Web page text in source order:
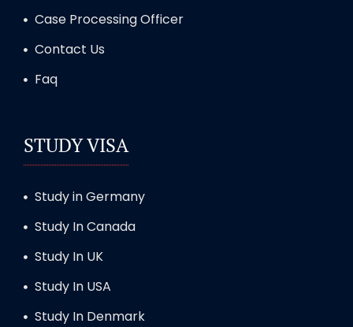
Case Processing Officer
Contact Us
Faq
STUDY VISA
Study in Germany
Study In Canada
Study In UK
Study In USA
Study In Denmark